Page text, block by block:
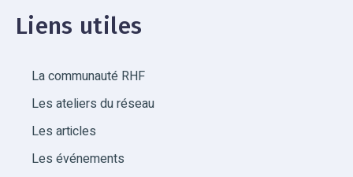
Liens utiles
La communauté RHF
Les ateliers du réseau
Les articles
Les événements